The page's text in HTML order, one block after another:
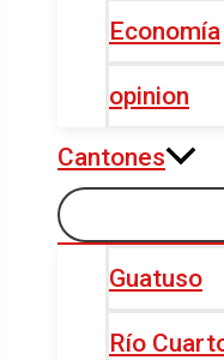
Economía
opinion
Cantones
Guatuso
Río